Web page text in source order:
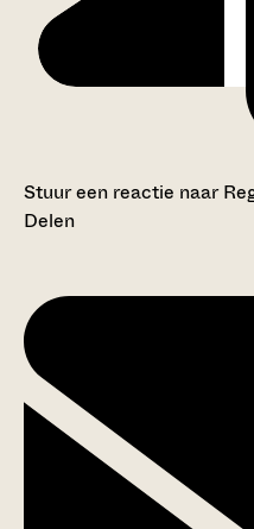
Stuur een reactie naar
Delen